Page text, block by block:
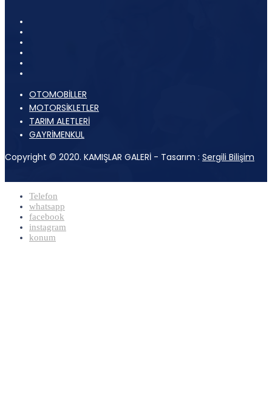
OTOMOBİLLER
MOTORSİKLETLER
TARIM ALETLERİ
GAYRİMENKUL
Copyright © 2020. KAMIŞLAR GALERİ - Tasarım : Sergili Bilişim
Telefon
whatsapp
facebook
instagram
konum